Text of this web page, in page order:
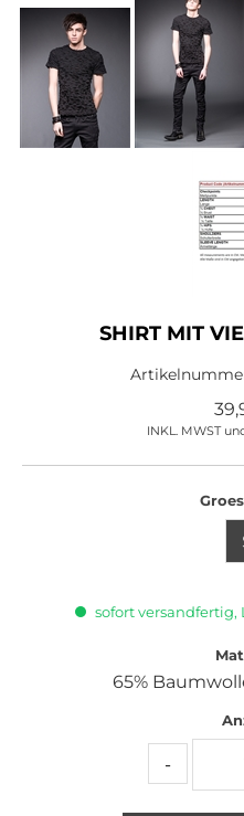
SHIRT MIT
INKL. MWST
sofort versandfertig,
65%
-